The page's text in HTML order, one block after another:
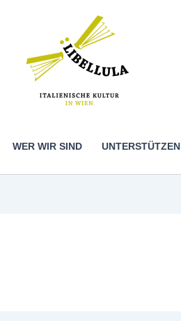
WER WIR SIND UNTERSTÜTZEN